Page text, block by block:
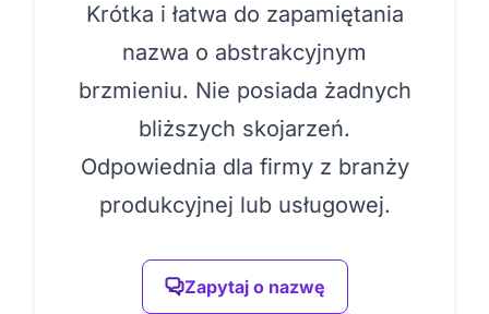
Krótka i łatwa do zapamiętania
nazwa o abstrakcyjnym
brzmieniu. Nie posiada żadnych
bliższych skojarzeń.
Odpowiednia dla firmy z branży
produkcyjnej lub usługowej.
Zapytaj o nazwę